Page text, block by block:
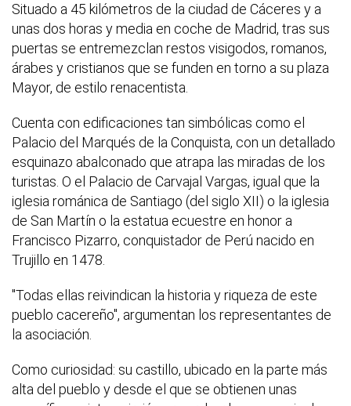
Situado a 45 kilómetros de la ciudad de Cáceres y a
unas dos horas y media en coche de Madrid, tras sus
puertas se entremezclan restos visigodos, romanos,
árabes y cristianos que se funden en torno a su plaza
Mayor, de estilo renacentista.
Cuenta con edificaciones tan simbólicas como el
Palacio del Marqués de la Conquista, con un detallado
esquinazo abalconado que atrapa las miradas de los
turistas. O el Palacio de Carvajal Vargas, igual que la
iglesia románica de Santiago (del siglo XII) o la iglesia
de San Martín o la estatua ecuestre en honor a
Francisco Pizarro, conquistador de Perú nacido en
Trujillo en 1478.
"Todas ellas reivindican la historia y riqueza de este
pueblo cacereño", argumentan los representantes de
la asociación.
Como curiosidad: su castillo, ubicado en la parte más
alta del pueblo y desde el que se obtienen unas